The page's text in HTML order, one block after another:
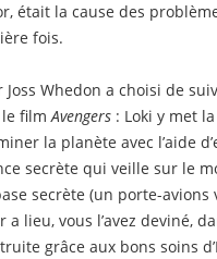
était la cause des
fois.
Joss Whedon a choisi de
le filmAvengers : Loki y met
la planète avec l’aide
secrète qui veille sur le
secrète (un porte-
a lieu, vous l’avez deviné,
grâce aux bons soins